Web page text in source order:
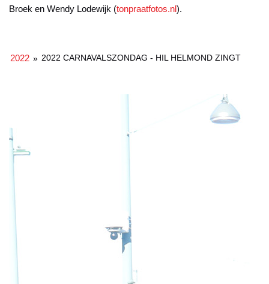
Broek en Wendy Lodewijk (tonpraatfotos.nl).
2022 » 2022 CARNAVALSZONDAG - HIL HELMOND ZINGT